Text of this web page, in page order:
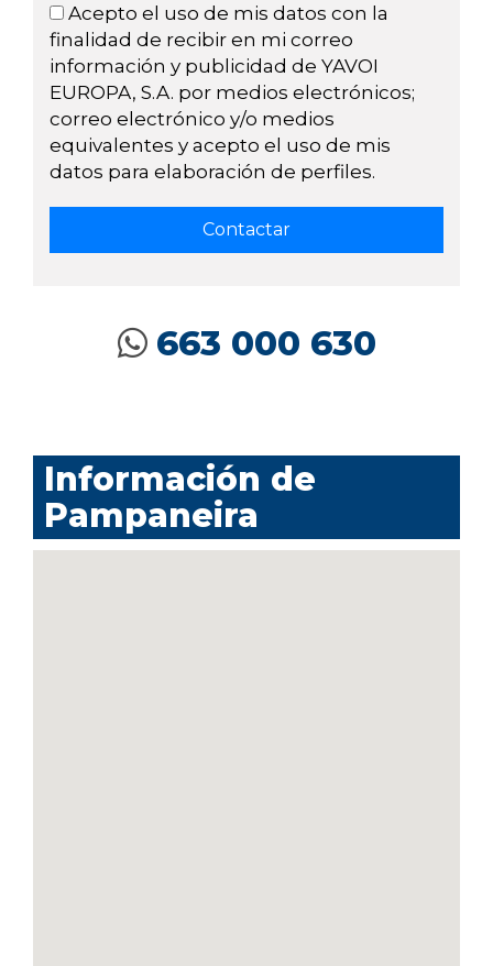
Acepto el uso de mis datos con la
finalidad de recibir en mi correo
información y publicidad de YAVOI
EUROPA, S.A. por medios electrónicos;
correo electrónico y/o medios
equivalentes y acepto el uso de mis
datos para elaboración de perfiles.
663 000 630
Información de
Pampaneira